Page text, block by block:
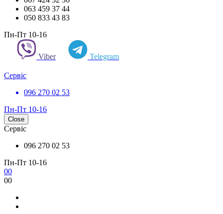
063 459 37 44
050 833 43 83
Пн-Пт 10-16
Viber Telegram
Сервіс
096 270 02 53
Пн-Пт 10-16
Close
Сервіс
096 270 02 53
Пн-Пт 10-16
00
00